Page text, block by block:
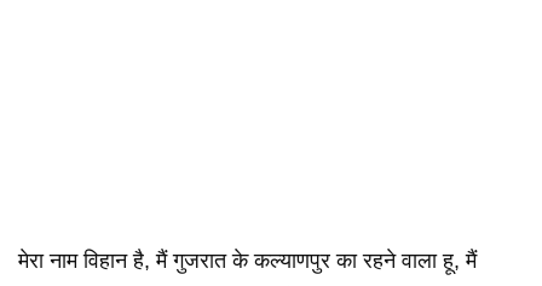
मेरा नाम विहान है, मैं गुजरात के कल्याणपुर का रहने वाला हू, मैं